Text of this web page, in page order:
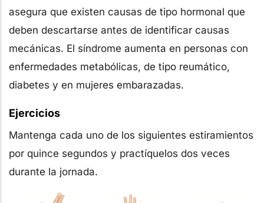
asegura que existen causas de tipo hormonal que
deben descartarse antes de identificar causas
mecánicas. El síndrome aumenta en personas con
enfermedades metabólicas, de tipo reumático,
diabetes y en mujeres embarazadas.
Ejercicios
Mantenga cada uno de los siguientes estiramientos
por quince segundos y practíquelos dos veces
durante la jornada.